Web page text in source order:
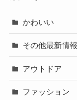
かわいい
その他最新情報
アウトドア
ファッション